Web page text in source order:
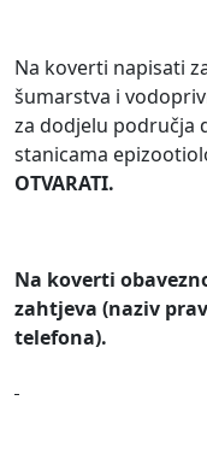
Na koverti napisati
šumarstva i
za dodjelu područja
stanicama
OTVARATI.
Na koverti
zahtjeva (naziv
telefona).